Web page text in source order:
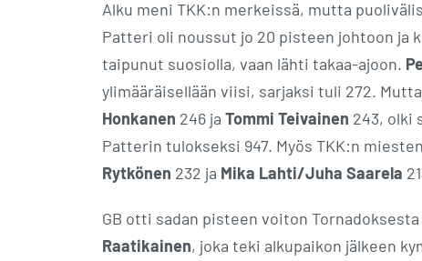
Alku meni TKK:n merkeissä, mutta
Patteri oli noussut jo 20 pisteen johtoon ja
taipunut suosiolla, vaan lähti takaa-ajoon.
ylimääräisellään viisi, sarjaksi tuli 272.
Honkanen 246 ja Tommi Teivainen 243, olki
Patterin tulokseksi 947. Myös TKK:n
Rytkönen 232 ja Mika Lahti/Juha Saarela
GB otti sadan pisteen voiton
Raatikainen, joka teki alkupaikon jälkeen